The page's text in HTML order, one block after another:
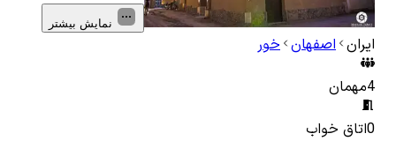
نمایش بیشتر
ایران اصفهان خور
4مهمان
0اتاق خواب